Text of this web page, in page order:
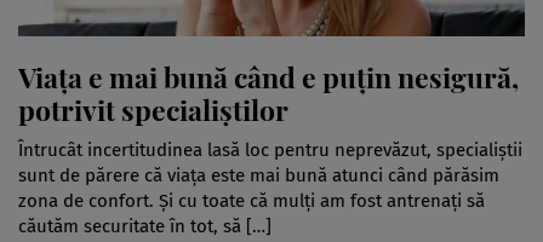
Viața e mai bună când e puțin nesigură,
potrivit specialiștilor
Întrucât incertitudinea lasă loc pentru neprevăzut, specialiștii
sunt de părere că viața este mai bună atunci când părăsim
zona de confort. Și cu toate că mulți am fost antrenați să
căutăm securitate în tot, să […]